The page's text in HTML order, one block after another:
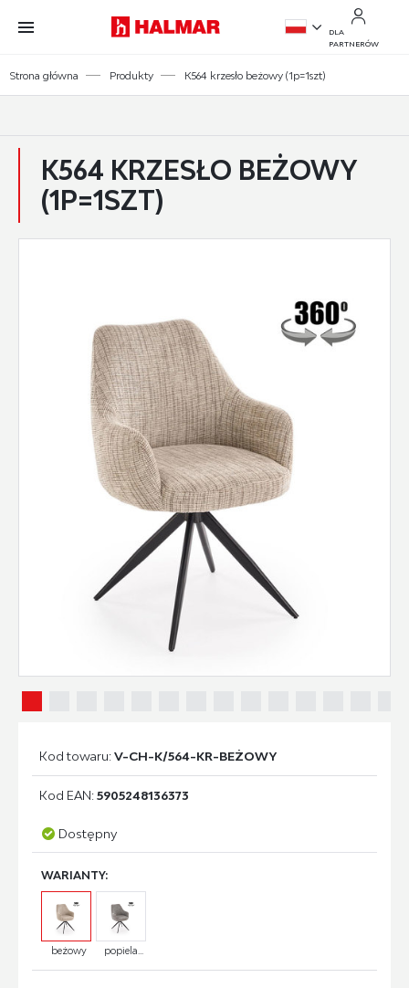
Przejdź do treści.
Przejdź do menu.
Przejdź do wyszukiwarki.
EN
DLA
PARTNERÓW
Strona główna Produkty K564 krzesło beżowy (1p=1szt)
K564 KRZESŁO BEŻOWY
(1P=1SZT)
Kod towaru:V-CH-K/564-KR-BEŻOWY
Kod EAN:5905248136373
Dostępny
WARIANTY:
beżowy popiela...